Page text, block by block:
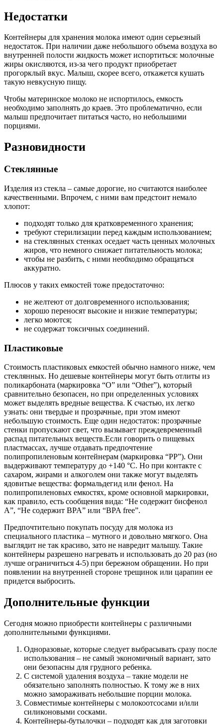
Недостатки
Контейнеры для хранения молока имеют один серьезный
недостаток. При наличии даже небольшого объема воздуха во
внутренней полости жидкость может испортиться: молочные
жиры окисляются, из-за чего продукт приобретает
прогорклый вкус. Малыш, скорее всего, откажется кушать
такую невкусную пищу.
Чтобы материнское молоко не испортилось, емкость
необходимо заполнять до краев. Это проблематично, если
малыш предпочитает питаться часто, но небольшими
порциями.
Разновидности
Стеклянные
Изделия из стекла – самые дорогие, но считаются наиболее
качественными. Впрочем, с ними вам предстоит немало
хлопот:
подходят только для кратковременного хранения;
требуют стерилизации перед каждым использованием;
на стеклянных стенках оседает часть ценных молочных
жиров, что немного снижает питательность молока;
чтобы не разбить, с ними необходимо обращаться
аккуратно.
Плюсов у таких емкостей тоже предостаточно:
не желтеют от долговременного использования;
хорошо переносят высокие и низкие температуры;
легко моются;
не содержат токсичных соединений.
Пластиковые
Стоимость пластиковых емкостей обычно намного ниже, чем
стеклянных. Но дешевые контейнеры могут быть отлиты из
поликарбоната (маркировка “O” или “Other”), который
сравнительно безопасен, но при определенных условиях
может выделять вредные вещества. К счастью, их легко
узнать: они твердые и прозрачные, при этом имеют
небольшую стоимость. Еще один недостаток: прозрачные
стенки пропускают свет, что вызывает преждевременный
распад питательных веществ.Если говорить о пищевых
пластмассах, лучше отдавать предпочтение
полипропиленовым контейнерам (маркировка “PP”). Они
выдерживают температуру до +140 °C. Но при контакте с
сахаром, жирами и алкоголем они также могут выделять
ядовитые вещества: формальдегид или фенол. На
полипропиленовых емкостях, кроме основной маркировки,
как правило, есть сообщения вида: “Не содержит бисфенол
A”, “Не содержит BPA” или “BPA free”.
Предпочтительно покупать посуду для молока из
специального пластика – мутного и довольно мягкого. Она
выглядит не так красиво, зато не навредит малышу. Такие
контейнеры разрешено нагревать и использовать до 20 раз (но
лучше ограничиться 4-5) при бережном обращении. Но при
появлении на внутренней стороне трещинок или царапин ее
придется выбросить.
Дополнительные функции
Сегодня можно приобрести контейнеры с различными
дополнительными функциями.
Одноразовые, которые следует выбрасывать сразу после
использования – не самый экономичный вариант, зато
они безопасны для грудного ребенка.
С системой удаления воздуха – такие модели не
обязательно заполнять полностью. К тому же в них
можно замораживать небольшие порции молока.
Совместимые контейнеры с молокоотсосами и/или
силиконовыми сосками.
Контейнеры-бутылочки – подходят как для заготовки